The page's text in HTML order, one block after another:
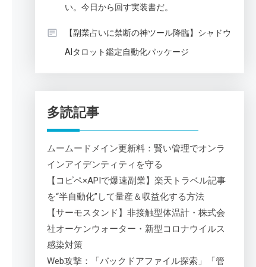
い。今日から回す実装書だ。
【副業占いに禁断の神ツール降臨】シャドウ
AIタロット鑑定自動化パッケージ
多読記事
ムームードメイン更新料：賢い管理でオンラ
インアイデンティティを守る
【コピペ×APIで爆速副業】楽天トラベル記事
を“半自動化”して量産＆収益化する方法
【サーモスタンド】非接触型体温計・株式会
社オーケンウォーター・新型コロナウイルス
感染対策
Web攻撃：「バックドアファイル探索」「管